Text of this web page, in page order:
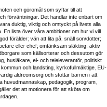
och göromål som syftar till att
förväntningar. Det handlar inte enbart om
duktig, viktig och omtyckt på livets alla
En lista över våra ambitioner om hur vi vill
förälder; vän att lita på; snäll son/dotter;
eller chef; omtänksam släkting; aktiv
som källsorterar och dessutom gör
husläkare, el- och teleleverantör, politiskt
och landsting, kyrkofullmäktige, EU-
äldreomsorg och stöttar barnen i att
huvudmannaskap, pedagogik, program,
det att motionera för att sköta om